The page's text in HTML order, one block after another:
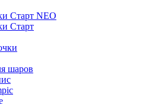
Старт NEO
Старт
шаров